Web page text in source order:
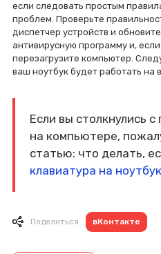
если следовать простым
проблем. Проверьте
диспетчер устройств и
антивирусную программу и,
перезагрузите компьютер.
ваш ноутбук будет работать на
Если вы столкнулись
на компьютере,
статью: что делать,
клавиатура на
Поделиться вКонтакте